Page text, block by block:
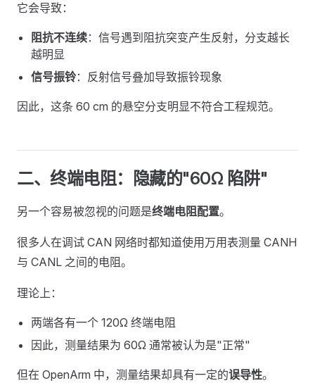
它会导致：
阻抗不连续：信号遇到阻抗突变产生反射，分支越长
越明显
信号振铃：反射信号叠加导致振铃现象
因此，这条 60 cm 的悬空分支明显不符合工程规范。
二、终端电阻：隐藏的"60Ω 陷阱"
另一个容易被忽视的问题是终端电阻配置。
很多人在调试 CAN 网络时都知道使用万用表测量 CANH
与 CANL 之间的电阻。
理论上：
两端各有一个 120Ω 终端电阻
因此，测量结果为 60Ω 通常被认为是"正常"
但在 OpenArm 中，测量结果却具有一定的误导性。